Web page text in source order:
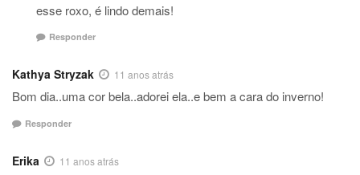
esse roxo, é lindo demais!
Responder
Kathya Stryzak 11 anos atrás
Bom dia..uma cor bela..adorei ela..e bem a cara do inverno!
Responder
Erika 11 anos atrás